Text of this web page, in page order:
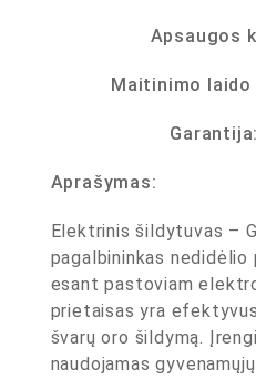
Apsaugos
Maitinimo
Garantija:
Aprašymas:
Elektrinis šildytuvas –
pagalbininkas
esant pastoviam
prietaisas yra
švarų oro šildymą.
naudojamas